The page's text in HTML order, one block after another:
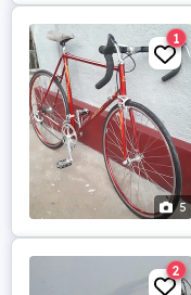
5
1
2